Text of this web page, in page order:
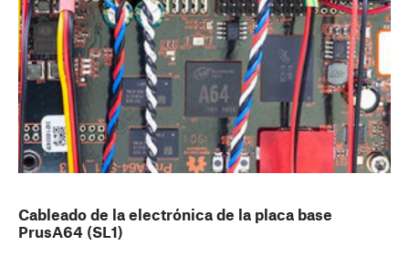
Cableado de la electrónica de la placa base
PrusA64 (SL1)